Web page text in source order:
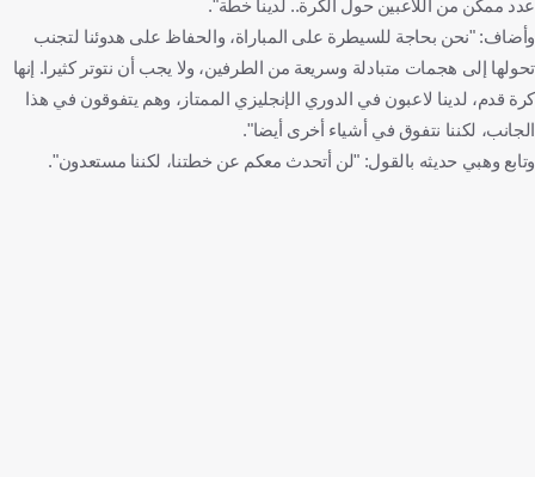
عدد ممكن من اللاعبين حول الكرة.. لدينا خطة".
وأضاف: "نحن بحاجة للسيطرة على المباراة، والحفاظ على هدوئنا لتجنب
تحولها إلى هجمات متبادلة وسريعة من الطرفين، ولا يجب أن نتوتر كثيرا. إنها
كرة قدم، لدينا لاعبون في الدوري الإنجليزي الممتاز، وهم يتفوقون في هذا
الجانب، لكننا نتفوق في أشياء أخرى أيضا".
وتابع وهبي حديثه بالقول: "لن أتحدث معكم عن خطتنا، لكننا مستعدون".